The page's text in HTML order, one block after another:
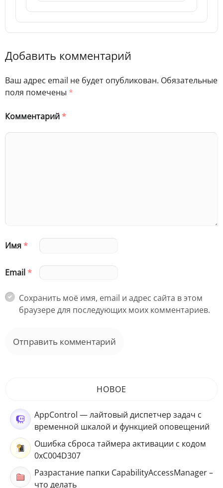
Добавить комментарий
Ваш адрес email не будет опубликован. Обязательные
поля помечены *
Комментарий*
Имя*
Email*
Сохранить моё имя, email и адрес сайта в этом
браузере для последующих моих комментариев.
НОВОЕ
AppControl — лайтовый диспетчер задач с
временной шкалой и функцией оповещений
Ошибка сброса таймера активации с кодом
0xC004D307
Разрастание папки CapabilityAccessManager –
что делать